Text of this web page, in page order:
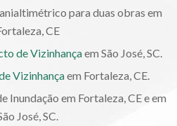
para duas obras em
CE
de Vizinhançaem São José, SC.
Vizinhançaem Fortaleza, CE.
Inundação em Fortaleza, CE e em
José, SC.